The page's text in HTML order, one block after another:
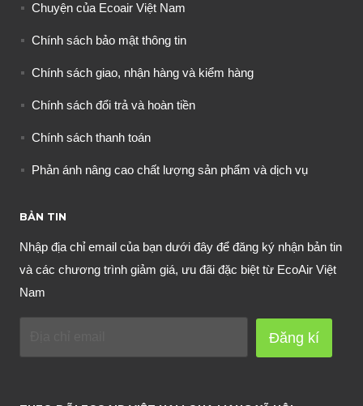
Chuyện của Ecoair Việt Nam
Chính sách bảo mật thông tin
Chính sách giao, nhận hàng và kiểm hàng
Chính sách đổi trả và hoàn tiền
Chính sách thanh toán
Phản ánh nâng cao chất lượng sản phẩm và dịch vụ
BẢN TIN
Nhập địa chỉ email của bạn dưới đây để đăng ký nhận bản tin
và các chương trình giảm giá, ưu đãi đặc biệt từ EcoAir Việt
Nam
Đăng kí